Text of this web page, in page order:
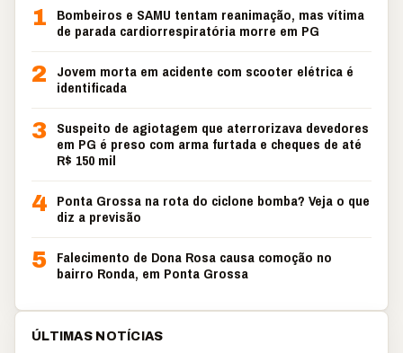
1
Bombeiros e SAMU tentam reanimação, mas vítima
de parada cardiorrespiratória morre em PG
2
Jovem morta em acidente com scooter elétrica é
identificada
3 Suspeito de agiotagem que aterrorizava devedores
em PG é preso com arma furtada e cheques de até
R$ 150 mil
4 Ponta Grossa na rota do ciclone bomba? Veja o que
diz a previsão
5 Falecimento de Dona Rosa causa comoção no
bairro Ronda, em Ponta Grossa
ÚLTIMAS NOTÍCIAS